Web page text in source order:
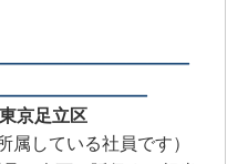
京足立区
している社員です）